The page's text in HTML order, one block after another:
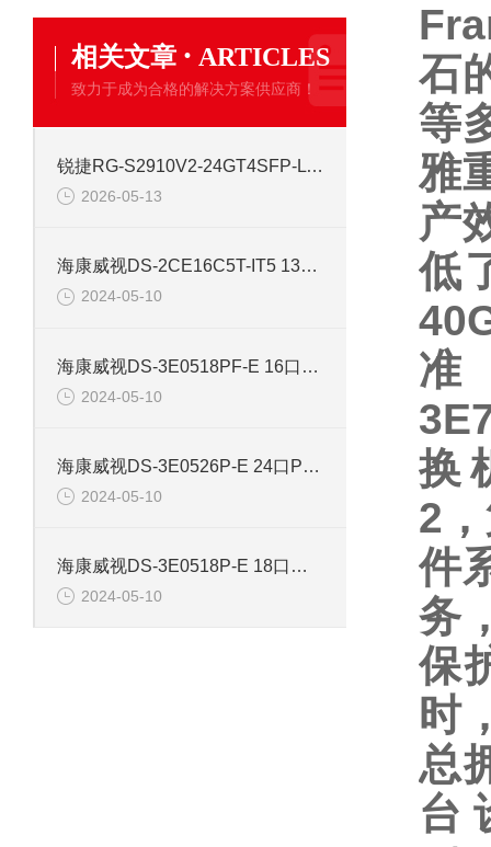
相关文章 · ARTICLES
致力于成为合格的解决方案供应商！
锐捷RG-S2910V2-24GT4SFP-L 24口网管千兆交换机
2026-05-13
海康威视DS-2CE16C5T-IT5 130万红外高清同轴交换机
2024-05-10
海康威视DS-3E0518PF-E 16口智能POE千兆交换机
2024-05-10
海康威视DS-3E0526P-E 24口POE千兆智能交换机
2024-05-10
海康威视DS-3E0518P-E 18口千兆POE交换机
2024-05-10
石
等
雅
产
低
准
换
2
件
务
保
时
总
台